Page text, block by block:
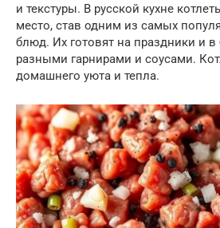
и текстуры. В русской кухне
место, став одним из самых
блюд. Их готовят на праздники и в
разными гарнирами и соусами.
домашнего уюта и тепла.